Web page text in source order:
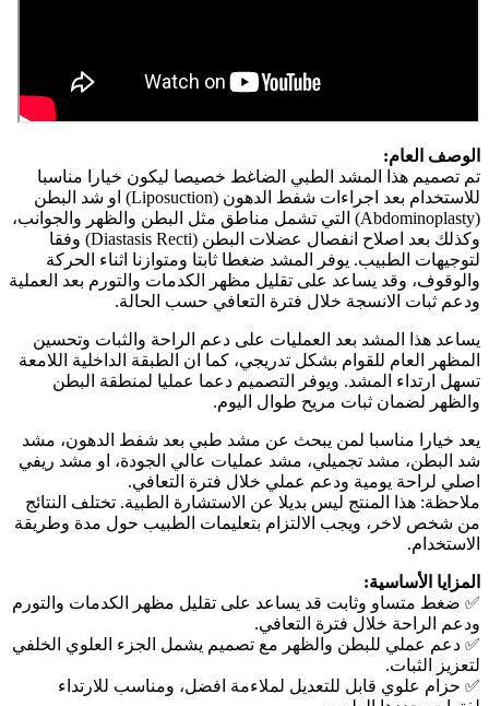
الوصف العام:
تم تصميم هذا المشد الطبي الضاغط خصيصا ليكون خيارا مناسبا
للاستخدام بعد اجراءات شفط الدهون (Liposuction) او شد البطن
(Abdominoplasty) التي تشمل مناطق مثل البطن والظهر والجوانب،
وكذلك بعد اصلاح انفصال عضلات البطن (Diastasis Recti) وفقا
لتوجيهات الطبيب. يوفر المشد ضغطا ثابتا ومتوازنا اثناء الحركة
والوقوف، وقد يساعد على تقليل مظهر الكدمات والتورم بعد العملية
ودعم ثبات الانسجة خلال فترة التعافي حسب الحالة.
يساعد هذا المشد بعد العمليات على دعم الراحة والثبات وتحسين
المظهر العام للقوام بشكل تدريجي، كما ان الطبقة الداخلية اللامعة
تسهل ارتداء المشد. ويوفر التصميم دعما عمليا لمنطقة البطن
والظهر لضمان ثبات مريح طوال اليوم.
يعد خيارا مناسبا لمن يبحث عن مشد طبي بعد شفط الدهون، مشد
شد البطن، مشد تجميلي، مشد عمليات عالي الجودة، او مشد ريفي
اصلي لراحة يومية ودعم عملي خلال فترة التعافي.
ملاحظة: هذا المنتج ليس بديلا عن الاستشارة الطبية. تختلف النتائج
من شخص لاخر، ويجب الالتزام بتعليمات الطبيب حول مدة وطريقة
الاستخدام.
المزايا الأساسية:
✅ ضغط متساو وثابت قد يساعد على تقليل مظهر الكدمات والتورم
ودعم الراحة خلال فترة التعافي.
✅ دعم عملي للبطن والظهر مع تصميم يشمل الجزء العلوي الخلفي
لتعزيز الثبات.
✅ حزام علوي قابل للتعديل لملاءمة افضل، ومناسب للارتداء